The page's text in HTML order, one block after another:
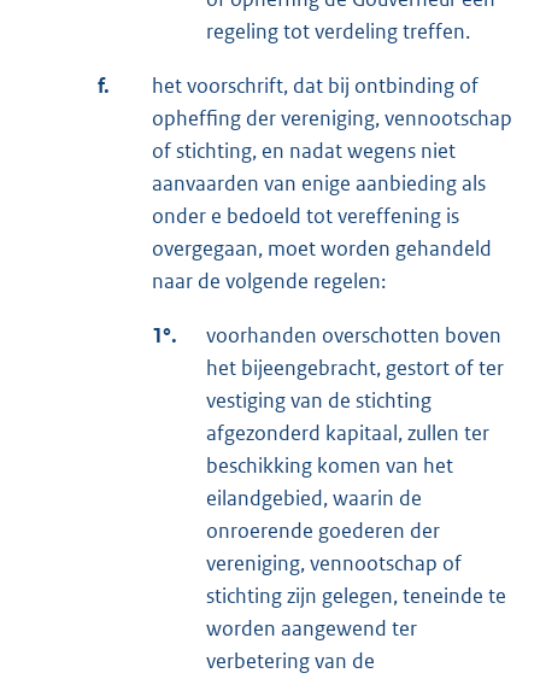
regeling tot verdeling treffen.
f.
het voorschrift, dat bij ontbinding of
opheffing der vereniging, vennootschap
of stichting, en nadat wegens niet
aanvaarden van enige aanbieding als
onder e bedoeld tot vereffening is
overgegaan, moet worden gehandeld
naar de volgende regelen:
1°.
voorhanden overschotten boven
het bijeengebracht, gestort of ter
vestiging van de stichting
afgezonderd kapitaal, zullen ter
beschikking komen van het
eilandgebied, waarin de
onroerende goederen der
vereniging, vennootschap of
stichting zijn gelegen, teneinde te
worden aangewend ter
verbetering van de